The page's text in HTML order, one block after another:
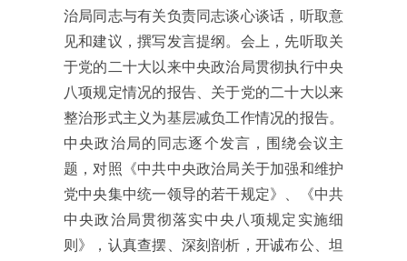
治局同志与有关负责同志谈心谈话，听取意
见和建议，撰写发言提纲。会上，先听取关
于党的二十大以来中央政治局贯彻执行中央
八项规定情况的报告、关于党的二十大以来
整治形式主义为基层减负工作情况的报告。
中央政治局的同志逐个发言，围绕会议主
题，对照《中共中央政治局关于加强和维护
党中央集中统一领导的若干规定》、《中共
中央政治局贯彻落实中央八项规定实施细
则》，认真查摆、深刻剖析，开诚布公、坦